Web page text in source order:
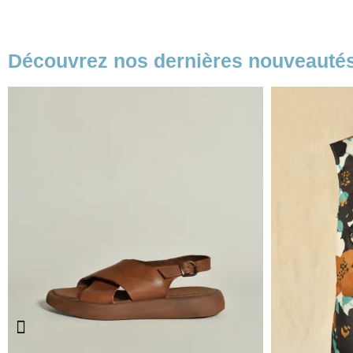
Découvrez nos dernières